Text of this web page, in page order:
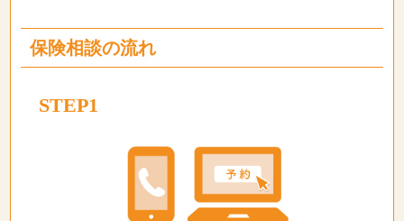
保険相談の流れ
STEP1